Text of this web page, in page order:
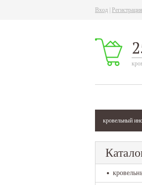
Вход Регистрация
кровельный